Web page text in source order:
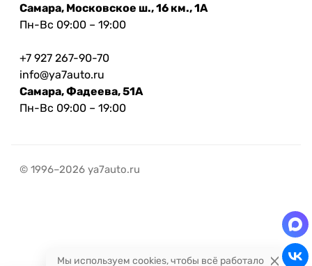
Самара, Московское ш., 16 км., 1А
Пн-Вс 09:00 – 19:00
+7 927 267-90-70
info@ya7auto.ru
Самара, Фадеева, 51А
Пн-Вс 09:00 – 19:00
© 1996–2026 ya7auto.ru
Мы используем cookies, чтобы всё работало